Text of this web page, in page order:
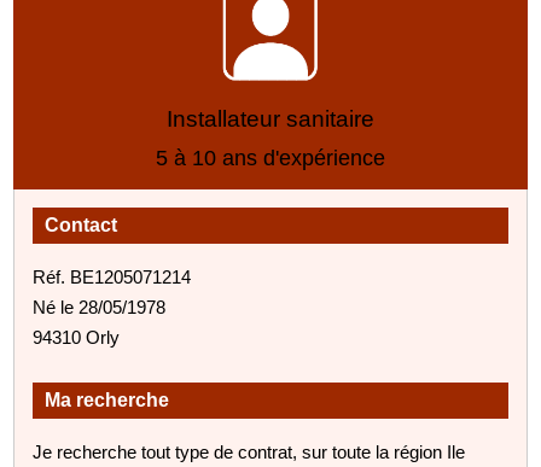
Installateur sanitaire
5 à 10 ans d'expérience
Contact
Réf. BE1205071214
Né le 28/05/1978
94310 Orly
Ma recherche
Je recherche tout type de contrat, sur toute la région Ile